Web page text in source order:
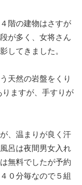
階の建物はさすが
が多く、女将さん
してきました。
天然の岩盤をくり
ますが、手すりが
、温まりが良く汗
呂は夜間男女入れ
無料でしたが予約
０分毎なので５組